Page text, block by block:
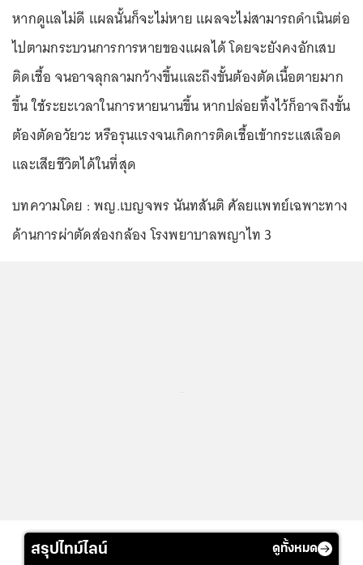
หากดูแลไม่ดี แผลนั้นก็จะไม่หาย แผลจะไม่สามารถดำเนินต่อ
ไปตามกระบวนการการหายของแผลได้ โดยจะยังคงอักเสบ
ติดเชื้อ จนอาจลุกลามกว้างขึ้นและถึงขั้นต้องตัดเนื้อตายมาก
ขึ้น ใช้ระยะเวลาในการหายนานขึ้น หากปล่อยทิ้งไว้ก็อาจถึงขั้น
ต้องตัดอวัยวะ หรือรุนแรงจนเกิดการติดเชื้อเข้ากระแสเลือด
และเสียชีวิตได้ในที่สุด
บทความโดย : พญ.เบญจพร นันทสันติ ศัลยแพทย์เฉพาะทาง
ด้านการผ่าตัดส่องกล้อง โรงพยาบาลพญาไท 3
สรุปไทม์ไลน์ ดูทั้งหมด